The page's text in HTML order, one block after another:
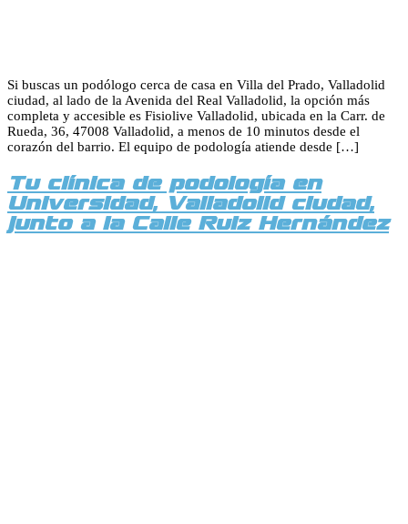
Si buscas un podólogo cerca de casa en Villa del Prado, Valladolid
ciudad, al lado de la Avenida del Real Valladolid, la opción más
completa y accesible es Fisiolive Valladolid, ubicada en la Carr. de
Rueda, 36, 47008 Valladolid, a menos de 10 minutos desde el
corazón del barrio. El equipo de podología atiende desde […]
Tu clínica de podología en
Universidad, Valladolid ciudad,
junto a la Calle Ruiz Hernández